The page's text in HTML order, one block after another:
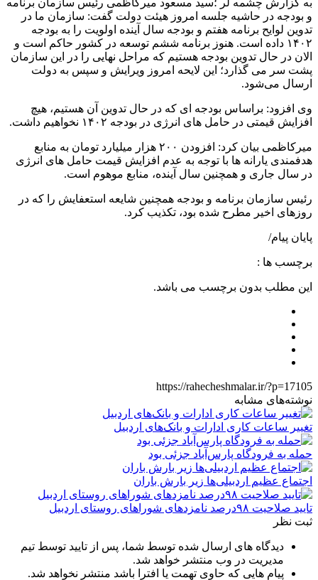
به گزارش چشمه لر ؛سید مسعود میرکاظمی رئیس سازمان برنامه
و بودجه در حاشیه جلسه امروز هیئت دولت گفت: سازمان ما در
تدوین لوایح برنامه هفتم و بودجه سال آینده اولویت را به بودجه
۱۴۰۲ داده است. هنوز برنامه ششم توسعه در کشور حاکم است و
الان در حال تدوین بودجه هستیم که مراحل نهایی را در این سازمان
پشت سر می گذارد؛ این لایحه امروز ویرایش و سپس به دولت
ارسال می‌شود.
وی افزود: براساس بودجه ای که در حال تدوین آن هستیم، هیچ
افزایش قیمتی در حامل های انرژی در بودجه ۱۴۰۲ نخواهیم داشت.
میرکاظمی بیان کرد: افزودن ۲۰۰ هزار میلیارد تومان به منابع
هدفمندی یارانه ها با توجه به عدم افزایش قیمت حامل های انرژی
در سال جاری و همچنین سال آینده، منابع موهوم است.
رئیس سازمان برنامه و بودجه همچنین شایعه استعفایش را که در
روزهای اخیر مطرح شده بود، تکذیب کرد.
پایان پیام/
برچسب ها :
این مطلب بدون برچسب می باشد.
https://rahecheshmalar.ir/?p=17105
نوشته‌های مشابه
تغییر ساعات کاری ادارات و بانک‌های اردبیل
حمله به فرودگاه پارس‌‌آباد جزئی بود
اجتماع عظیم اردبیلی‌ها زیر بارش باران
تایید صلاحیت ۹۸درصد نامزدهای شوراهای روستای اردبیل
ثبت نظر
دیدگاه های ارسال شده توسط شما، پس از تایید توسط تیم
مدیریت در وب منتشر خواهد شد.
پیام هایی که حاوی تهمت یا افترا باشد منتشر نخواهد شد.